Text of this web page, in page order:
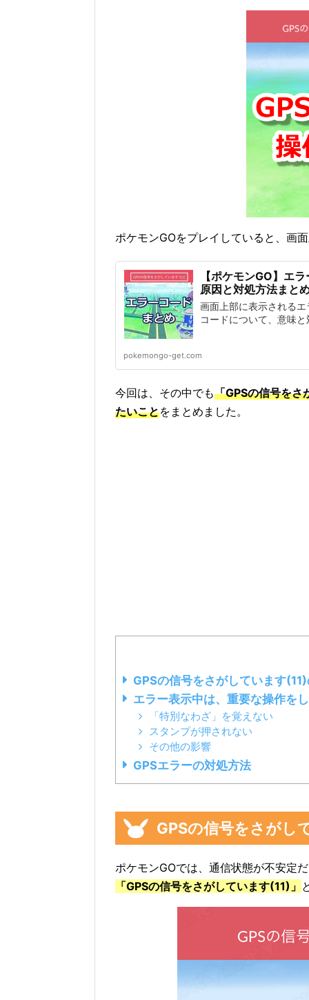
ポケモンGOをプレイしていると、画
【ポケモンGO】エ
原因と対処方法まと
画面上部に表示される
コードについて、意味
pokemongo-get.com
今回は、その中でも「GPSの信号をさ
たいことをまとめました。
GPSの信号をさがしています
エラー表示中は、重要な操作を
「特別なわざ」を覚えない
スタンプが押されない
その他の影響
GPSエラーの対処方法
GPSの信号をさがし
ポケモンGOでは、通信状態が不安定
「GPSの信号をさがしています(11)」